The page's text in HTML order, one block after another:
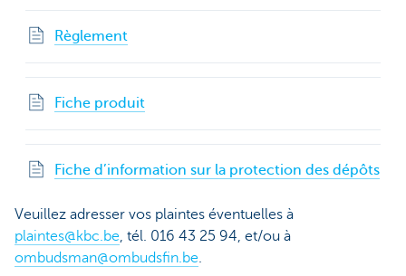
Règlement
Fiche produit
Fiche d’information sur la protection des dépôts
Veuillez adresser vos plaintes éventuelles à
plaintes@kbc.be, tél. 016 43 25 94, et/ou à
ombudsman@ombudsfin.be.